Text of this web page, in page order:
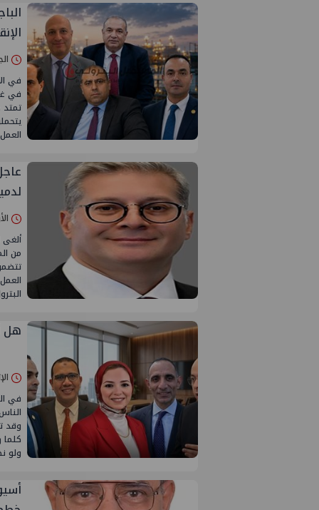
في
في
ألغى
من
هل
في
وقد
ولو